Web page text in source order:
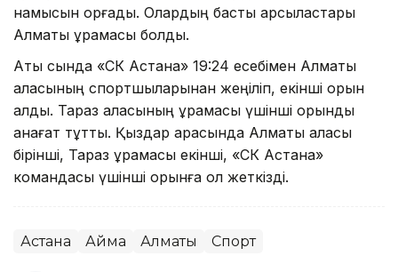
намысын қорғады. Олардың басты қарсыластары
Алматы құрамасы болды.
Ақтық сында «СК Астана» 19:24 есебімен Алматы
қаласының спортшыларынан жеңіліп, екінші орын
алды. Тараз қаласының құрамасы үшінші орынды
қанағат тұтты. Қыздар арасында Алматы қаласы
бірінші, Тараз құрамасы екінші, «СК Астана»
командасы үшінші орынға қол жеткізді.
Астана Аймақ Алматы Спорт